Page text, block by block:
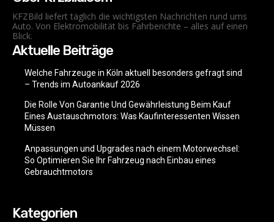
KFZBild liefert täglich die wichtigsten Nachrichten rund ums
Auto. Von Elektromobilität bis Fahrberichte – alles auf einen
Blick.
Aktuelle Beiträge
Welche Fahrzeuge in Köln aktuell besonders gefragt sind
– Trends im Autoankauf 2026
Die Rolle Von Garantie Und Gewährleistung Beim Kauf
Eines Austauschmotors: Was Kaufinteressenten Wissen
Müssen
Anpassungen und Upgrades nach einem Motorwechsel:
So Optimieren Sie Ihr Fahrzeug nach Einbau eines
Gebrauchtmotors
Kategorien